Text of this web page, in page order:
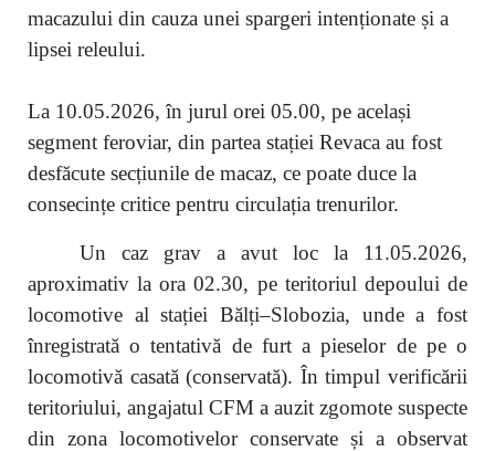
macazului din cauza unei spargeri intenționate și a
lipsei releului.
La 10.05.2026, în jurul orei 05.00, pe același
segment feroviar, din partea stației Revaca au fost
desfăcute secțiunile de macaz, ce poate duce la
consecințe critice pentru circulația trenurilor.
Un caz grav a avut loc la 11.05.2026,
aproximativ la ora 02.30, pe teritoriul depoului de
locomotive al stației Bălți–Slobozia, unde a fost
înregistrată o tentativă de furt a pieselor de pe o
locomotivă casată (conservată). În timpul verificării
teritoriului, angajatul CFM a auzit zgomote suspecte
din zona locomotivelor conservate și a observat